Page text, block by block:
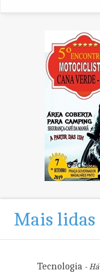
Mais lidas
Tecnologia- Há